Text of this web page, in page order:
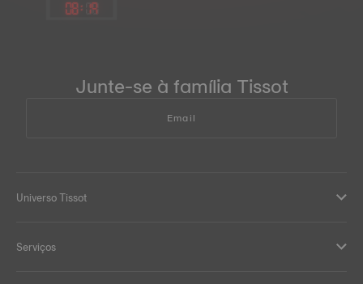
08: 19
Junte-se à família Tissot
Email
Universo Tissot
Serviços